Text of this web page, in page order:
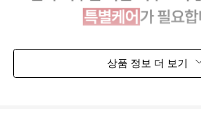
상품 정보 더 보기